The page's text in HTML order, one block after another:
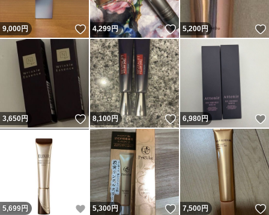
9,000円 いいね！
4,299円 いいね！
5,200円
3,650円 いいね！
8,100円 いいね！
6,980円
5,699円 いいね！
5,300円 いいね！
7,500円